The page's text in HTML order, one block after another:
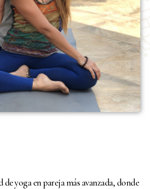
de yoga en pareja más avanzada, donde